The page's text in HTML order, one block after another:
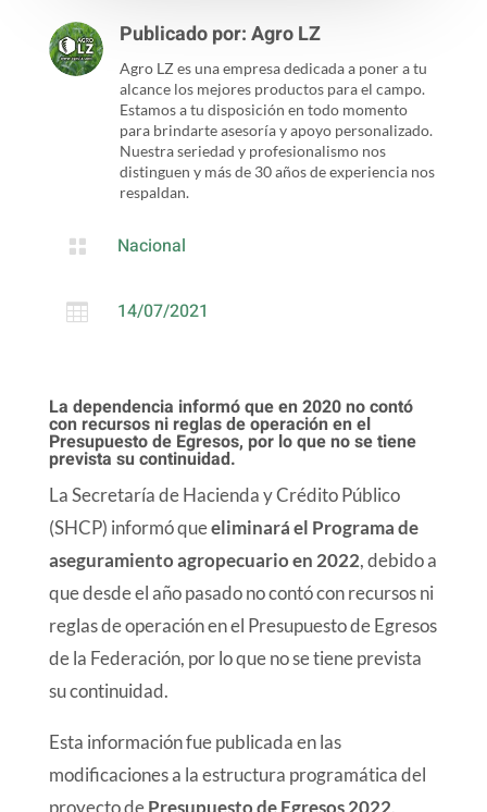
Publicado por:Agro LZ
Agro LZ es una empresa dedicada a poner a tu
alcance los mejores productos para el campo.
Estamos a tu disposición en todo momento
para brindarte asesoría y apoyo personalizado.
Nuestra seriedad y profesionalismo nos
distinguen y más de 30 años de experiencia nos
respaldan.
 Nacional
 14/07/2021
La dependencia informó que en 2020 no contó
con recursos ni reglas de operación en el
Presupuesto de Egresos, por lo que no se tiene
prevista su continuidad.
La Secretaría de Hacienda y Crédito Público
(SHCP) informó queeliminará el Programa de
aseguramiento agropecuario en 2022, debido a
que desde el año pasado no contó con recursos ni
reglas de operación en el Presupuesto de Egresos
de la Federación, por lo que no se tiene prevista
su continuidad.
Esta información fue publicada en las
modificaciones a la estructura programática del
proyecto dePresupuesto de Egresos 2022.